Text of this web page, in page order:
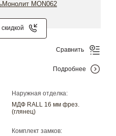
Наружная отделка:
МДФ RALL 16 мм фрез.
(глянец)
Комплект замков:
Сравнить
Подробнее